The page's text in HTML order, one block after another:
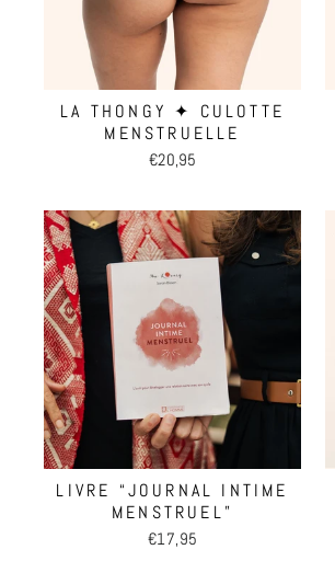
LA THONGY ✦ CULOTTE
MENSTRUELLE
€20,95
LIVRE “JOURNAL INTIME
MENSTRUEL”
€17,95